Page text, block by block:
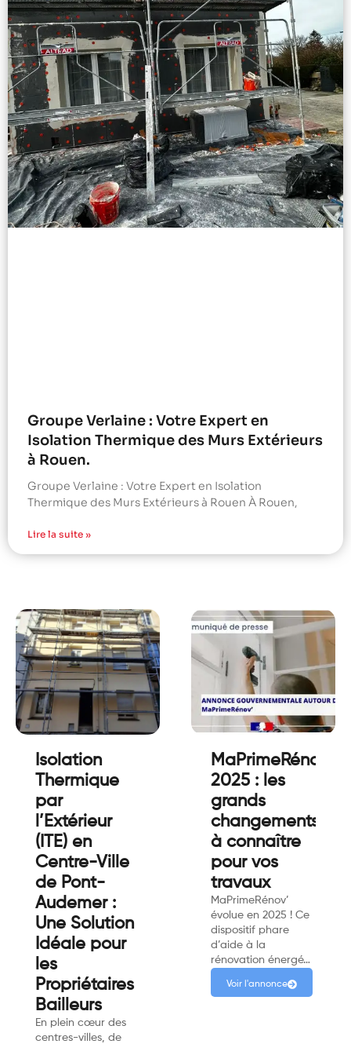
Groupe Verlaine : Votre Expert en
Isolation Thermique des Murs Extérieurs
à Rouen.
Groupe Verlaine : Votre Expert en Isolation
Thermique des Murs Extérieurs à Rouen À Rouen,
Lire la suite »
Isolation
Thermique
par
l’Extérieur
(ITE) en
Centre-Ville
de Pont-
Audemer :
Une Solution
Idéale pour
les
Propriétaires
Bailleurs
En plein cœur des
centres-villes, de
MaPrimeRénov’
2025 : les
grands
changements
à connaître
pour vos
travaux
MaPrimeRénov’
évolue en 2025 ! Ce
dispositif phare
d’aide à la
rénovation énergé…
Voir l'annonce